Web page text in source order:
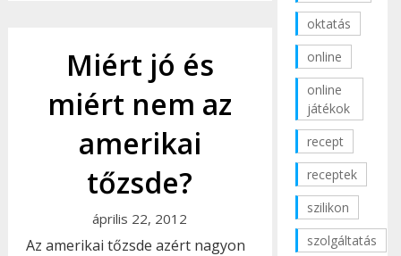
Miért jó és
miért nem az
amerikai
tőzsde?
április 22, 2012
Az amerikai tőzsde azért nagyon
oktatás
online
online
játékok
recept
receptek
szilikon
szolgáltatás